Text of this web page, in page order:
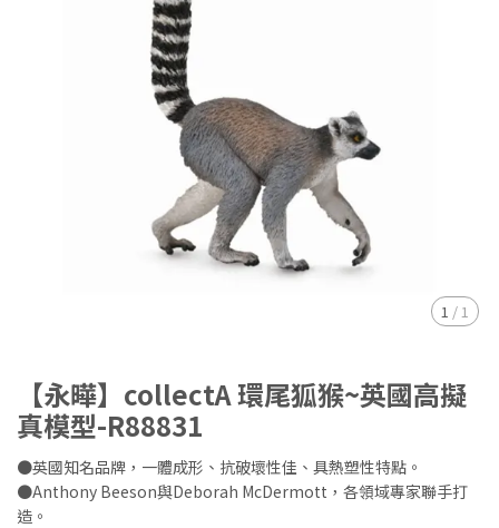
1 / 1
【永曄】collectA 環尾狐猴~英國高擬
真模型-R88831
●英國知名品牌，一體成形、抗破壞性佳、具熱塑性特點。
●Anthony Beeson與Deborah McDermott，各領域專家聯手打
造。